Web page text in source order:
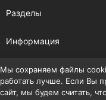
Разделы
Информация
Помощь
Мы сохраняем файлы
работать лучше. Если Вы
сайт, мы будем считать,